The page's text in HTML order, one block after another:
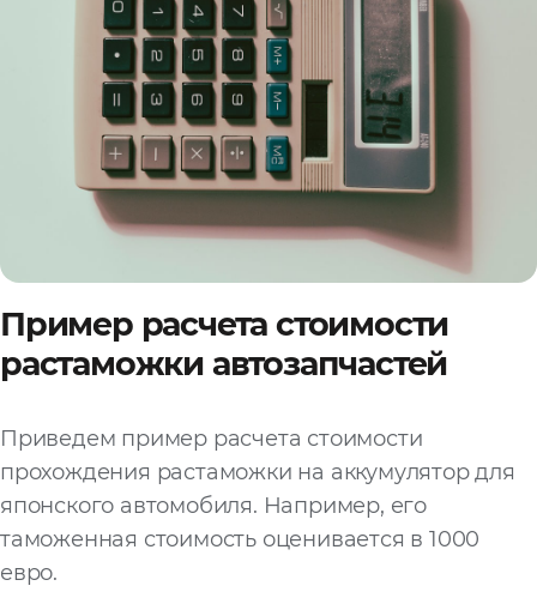
Пример расчета стоимости
растаможки автозапчастей
Приведем пример расчета стоимости
прохождения растаможки на аккумулятор для
японского автомобиля. Например, его
таможенная стоимость оценивается в 1000
евро.